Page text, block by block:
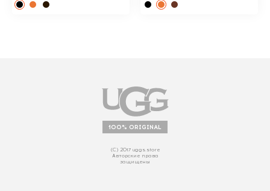
100% ORIGINAL
(С) 2017 uggs.store
Авторские права
защищены